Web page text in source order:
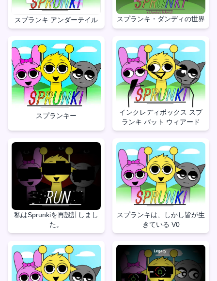
スプランキ アンダーテイル スプランキ・ダンディの世界
スプランキー
インクレディボックス スプ
ランキ バット ウィアード
私はSprunkiを再設計しまし
た。
スプランキは、しかし皆が生
きている V0